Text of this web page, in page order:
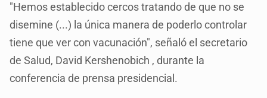
"Hemos establecido cercos tratando de que no se
disemine (...) la única manera de poderlo controlar
tiene que ver con vacunación", señaló el secretario
de Salud, David Kershenobich , durante la
conferencia de prensa presidencial.